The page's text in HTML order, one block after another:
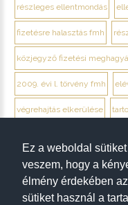
Ez a weboldal
veszem, hogy a
élmény érdekében
sütiket használ a
részleges ellentmondás
fizetésre halasztás fmh
közjegyző fizetési
2009. évi l. törvény fmh
végrehajtás elkerülése
debrecen ügyvéd fizetési
végrendelet megtámadása